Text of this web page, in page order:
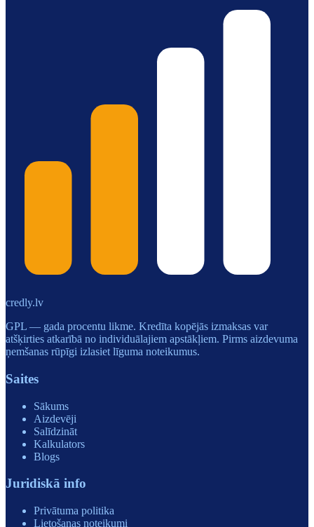
credly.lv
GPL — gada procentu likme. Kredīta kopējās izmaksas var
atšķirties atkarībā no individuālajiem apstākļiem. Pirms aizdevuma
ņemšanas rūpīgi izlasiet līguma noteikumus.
Saites
Sākums
Aizdevēji
Salīdzināt
Kalkulators
Blogs
Juridiskā info
Privātuma politika
Lietošanas noteikumi